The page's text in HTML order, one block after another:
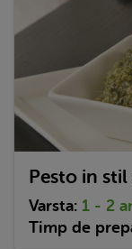
Pesto in
Varsta: 1 - 2
Timp de